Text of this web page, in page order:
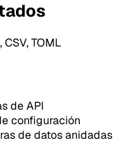
CSV, TOML
de API
configuración
de datos anidadas